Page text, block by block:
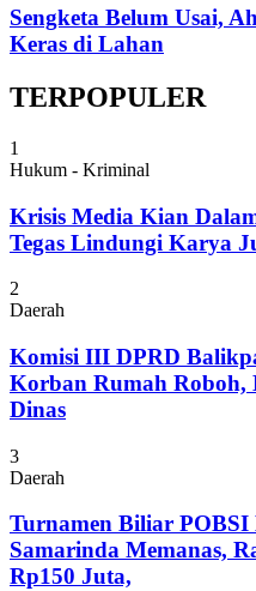
Sengketa Belum Usai,
Keras di Lahan
TERPOPULER
1
Hukum - Kriminal
Krisis Media Kian
Tegas Lindungi Karya
2
Daerah
Komisi III DPRD
Korban Rumah Roboh,
Dinas
3
Daerah
Turnamen Biliar
Samarinda Memanas,
Rp150 Juta,